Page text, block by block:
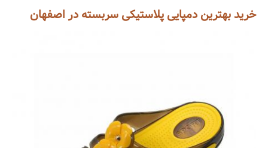
خرید بهترین دمپایی پلاستیکی سربسته در اصفهان